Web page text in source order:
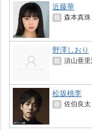
近藤華
役 森本真珠
野澤しおり
役 須山亜
松坂桃李
役 佐伯良太